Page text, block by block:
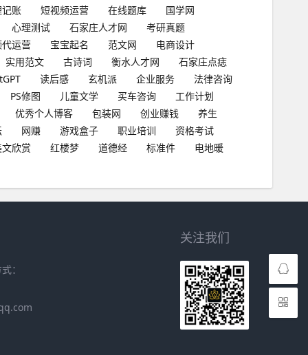
账
短视频运营 在线题库
国学网
心理测试
石家庄人才网
考研真题
运营
宝宝起名 范文网
电商设计
实用范文
古诗词 衡水人才网
石家庄点痣
读后感 玄机派 企业服务
法律咨询
PS修图
儿童文学 买车咨询
工作计划
优秀个人博客
包装网 创业赚钱
养生
网赚 游戏盒子 职业培训
资格考试
欣赏
红楼梦 道德经 标准件 电地暖
：
关注我们